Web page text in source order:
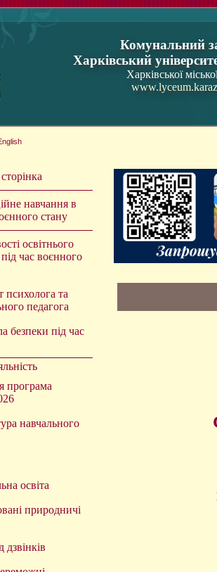
Комунальний
Харківський
Харківської
навчання в
стану
освітнього
час воєнного
психолога та
педагога
безпеки під час
програма
навчального
освіта
природничі
дзвінків